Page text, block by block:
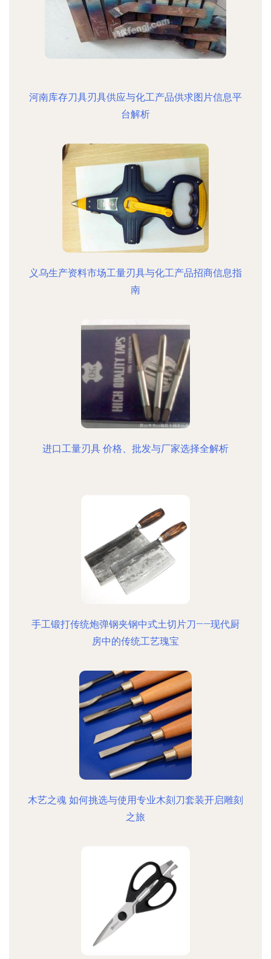
河南库存刀具刃具供应与化工产品供求图片信息平
台解析
义乌生产资料市场工量刃具与化工产品招商信息指
南
进口工量刃具 价格、批发与厂家选择全解析
手工锻打传统炮弹钢夹钢中式土切片刀——现代厨
房中的传统工艺瑰宝
木艺之魂 如何挑选与使用专业木刻刀套装开启雕刻
之旅